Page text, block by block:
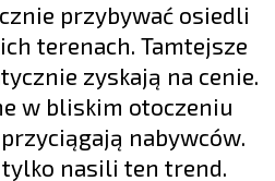
przybywać osiedli
terenach. Tamtejsze
zyskają na cenie.
w bliskim otoczeniu
nabywców.
nasili ten trend.